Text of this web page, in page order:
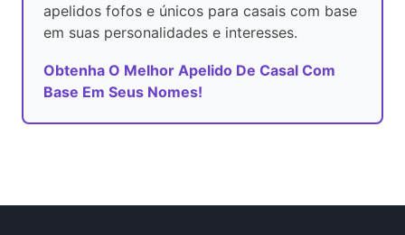
apelidos fofos e únicos para casais com base
em suas personalidades e interesses.
Obtenha O Melhor Apelido De Casal Com
Base Em Seus Nomes!